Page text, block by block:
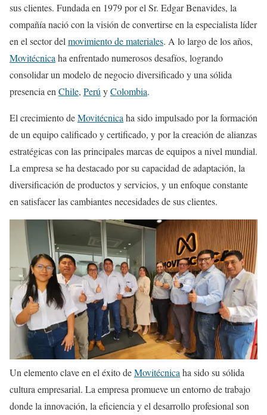
sus clientes. Fundada en 1979 por el Sr. Edgar Benavides, la
compañía nació con la visión de convertirse en la especialista líder
en el sector del movimiento de materiales. A lo largo de los años,
Movitécnica ha enfrentado numerosos desafíos, logrando
consolidar un modelo de negocio diversificado y una sólida
presencia en Chile, Perú yColombia.
El crecimiento deMovitécnica ha sido impulsado por la formación
de un equipo calificado y certificado, y por la creación de alianzas
estratégicas con las principales marcas de equipos a nivel mundial.
La empresa se ha destacado por su capacidad de adaptación, la
diversificación de productos y servicios, y un enfoque constante
en satisfacer las cambiantes necesidades de sus clientes.
Un elemento clave en el éxito deMovitécnica ha sido su sólida
cultura empresarial. La empresa promueve un entorno de trabajo
donde la innovación, la eficiencia y el desarrollo profesional son